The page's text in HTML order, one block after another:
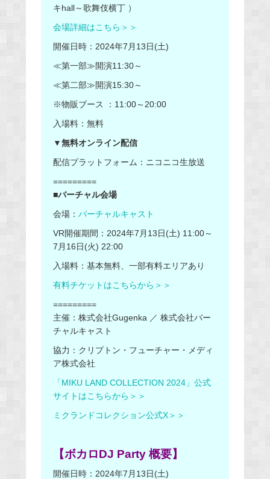
キhall～歌舞伎横丁 ）
会場詳細はこちら＞＞
開催日時：2024年7月13日(土)
≪第一部≫開演11:30～
≪第二部≫開演15:30～
※物販ブース ：11:00～20:00
入場料：無料
▼無料オンライン配信
配信プラットフォーム：ニコニコ生放送
=========
■バーチャル会場
会場： バーチャルキャスト
VR開催期間：2024年7月13日(土) 11:00～
7月16日(火) 22:00
入場料：基本無料、一部有料エリアあり
有料チケットはこちらから＞＞
=========
主催：株式会社Gugenka ／ 株式会社バー
チャルキャスト
協力：クリプトン・フューチャー・メディ
ア株式会社
「MIKU LAND COLLECTION 2024」公式
サイトはこちらから＞＞
ミクランドコレクション公式X＞＞
【ボカロDJ Party 概要】
開催日時：2024年7月13日(土)